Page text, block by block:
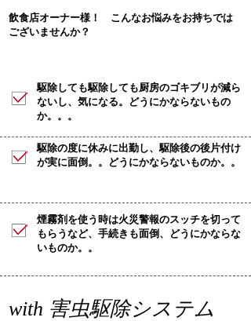
飲食店オーナー様！ こんなお悩みをお持ちでは
ございませんか？
​駆除しても駆除しても厨房のゴキブリが減ら
ないし、気になる。どうにかならないもの
か。。。
​駆除の度に休みに出勤し、駆除後の後片付け
が実に面倒。。どうにかならないものか。。
​煙霧剤を使う時は火災警報のスッチを切って
もらうなど、手続きも面倒、どうにかならな
いものか。。
with 害虫駆除システム